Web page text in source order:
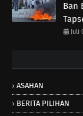
Ban
Juli
ASAHAN
BERITA PILIHAN